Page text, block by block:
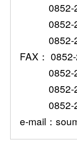
0852-22-
0852-22-
0852-22-
FAX：
0852-22-
0852-22-
0852-22-
e-mail：